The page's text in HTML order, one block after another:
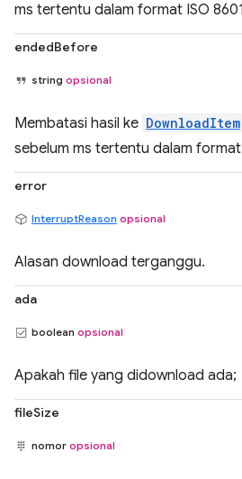
ms tertentu dalam format ISO 8601
endedBefore
string opsional
Membatasi hasil ke DownloadItem
sebelum ms tertentu dalam format
error
InterruptReason opsional
Alasan download terganggu.
ada
boolean opsional
Apakah file yang didownload ada;
fileSize
nomor opsional